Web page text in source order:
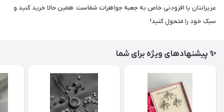
عزیزانتان یا افزودنی خاص به جعبه جواهرات شماست. همین حالا خرید کنید و
سبک خود را متحول کنید!
✨ پیشنهادهای ویژه برای شما